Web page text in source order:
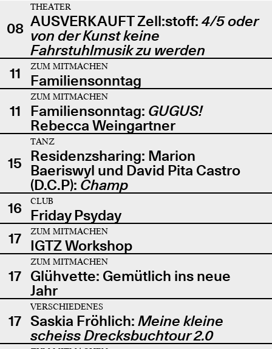
08
THEATER
AUSVERKAUFT Zell:stoff: 4/5 oder
von der Kunst keine
Fahrstuhlmusik zu werden
11
ZUM MITMACHEN
Familiensonntag
11
ZUM MITMACHEN
Familiensonntag: GUGUS!
Rebecca Weingartner
15
TANZ
Residenzsharing: Marion
Baeriswyl und David Pita Castro
(D.C.P): Champ
16
CLUB
Friday Psyday
17
ZUM MITMACHEN
IGTZ Workshop
17
ZUM MITMACHEN
Glühvette: Gemütlich ins neue
Jahr
17
VERSCHIEDENES
Saskia Fröhlich: Meine kleine
scheiss Drecksbuchtour 2.0